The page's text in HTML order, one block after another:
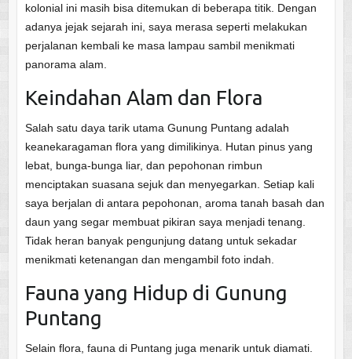
kolonial ini masih bisa ditemukan di beberapa titik. Dengan
adanya jejak sejarah ini, saya merasa seperti melakukan
perjalanan kembali ke masa lampau sambil menikmati
panorama alam.
Keindahan Alam dan Flora
Salah satu daya tarik utama Gunung Puntang adalah
keanekaragaman flora yang dimilikinya. Hutan pinus yang
lebat, bunga-bunga liar, dan pepohonan rimbun
menciptakan suasana sejuk dan menyegarkan. Setiap kali
saya berjalan di antara pepohonan, aroma tanah basah dan
daun yang segar membuat pikiran saya menjadi tenang.
Tidak heran banyak pengunjung datang untuk sekadar
menikmati ketenangan dan mengambil foto indah.
Fauna yang Hidup di Gunung
Puntang
Selain flora, fauna di Puntang juga menarik untuk diamati.